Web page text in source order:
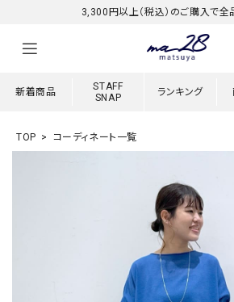
3,300円以上（税込）のご購入で
新着商品
STAFF
SNAP
ランキング
TOP コーディネート一覧